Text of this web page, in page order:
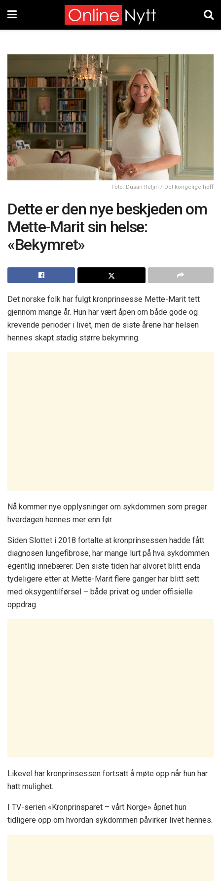
Foto: Dusan Reljin / Det kongelige hoff
Dette er den nye beskjeden om
Mette-Marit sin helse:
«Bekymret»
Det norske folk har fulgt kronprinsesse Mette-Marit tett
gjennom mange år. Hun har vært åpen om både gode og
krevende perioder i livet, men de siste årene har helsen
hennes skapt stadig større bekymring.
Nå kommer nye opplysninger om sykdommen som preger
hverdagen hennes mer enn før.
Siden Slottet i 2018 fortalte at kronprinsessen hadde fått
diagnosen lungefibrose, har mange lurt på hva sykdommen
egentlig innebærer. Den siste tiden har alvoret blitt enda
tydeligere etter at Mette-Marit flere ganger har blitt sett
med oksygentilførsel – både privat og under offisielle
oppdrag.
Likevel har kronprinsessen fortsatt å møte opp når hun har
hatt mulighet.
I TV-serien «Kronprinsparet – vårt Norge» åpnet hun
tidligere opp om hvordan sykdommen påvirker livet hennes.